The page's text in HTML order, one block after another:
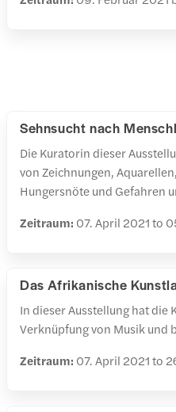
Sehnsucht nach
Die Kuratorin dieser
von Zeichnungen,
Hungersnöte und Gefahren
Zeitraum: 07. April 2021 to
Das Afrikanische
In dieser Ausstellung hat die
Verknüpfung von Musik und
Zeitraum: 07. April 2021 to